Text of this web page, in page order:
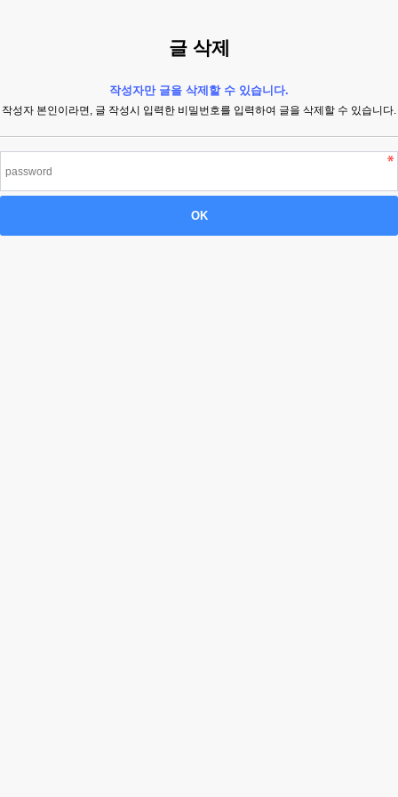
글 삭제
작성자만 글을 삭제할 수 있습니다.
작성자 본인이라면, 글 작성시 입력한 비밀번호를 입력하여 글을 삭제할 수 있습니다.